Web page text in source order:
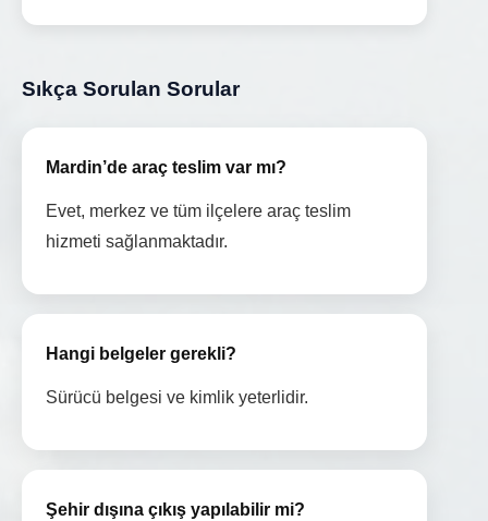
Sıkça Sorulan Sorular
Mardin’de araç teslim var mı?
Evet, merkez ve tüm ilçelere araç teslim
hizmeti sağlanmaktadır.
Hangi belgeler gerekli?
Sürücü belgesi ve kimlik yeterlidir.
Şehir dışına çıkış yapılabilir mi?